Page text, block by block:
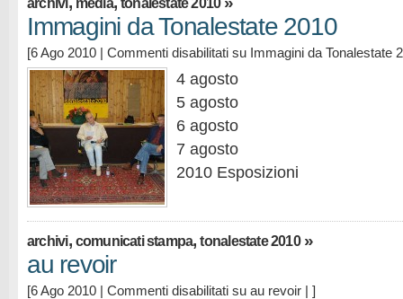
archivi media tonalestate 2010
Immagini da Tonalestate 2010
[6 Ago 2010 | Commenti disabilitati su Immagini da Tonalestate
4 agosto
5 agosto
6 agosto
7 agosto
2010 Esposizioni
archivi, comunicati stampa,tonalestate 2010»
au revoir
[6 Ago 2010 | Commenti disabilitati su au revoir | ]